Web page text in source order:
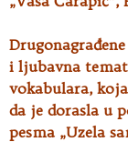
i ljubavna
vokabulara,
da je dorasla u
pesma „Uzela